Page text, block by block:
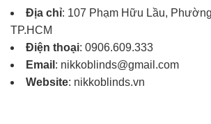
Địa chỉ: 107 Phạm Hữu Lầu,
TP.HCM
Điện thoại: 0906.609.333
Email : nikkoblinds@gmail.com
Website: nikkoblinds.vn